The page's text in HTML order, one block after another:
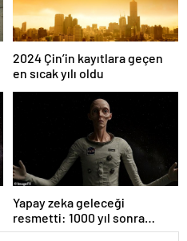
2024 Çin’in kayıtlara geçen
en sıcak yılı oldu
Yapay zeka geleceği
resmetti: 1000 yıl sonra
insanlar neye benzeyecek?